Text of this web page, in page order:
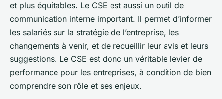
et plus équitables. Le CSE est aussi un outil de
communication interne important. Il permet d’informer
les salariés sur la stratégie de l’entreprise, les
changements à venir, et de recueillir leur avis et leurs
suggestions. Le CSE est donc un véritable levier de
performance pour les entreprises, à condition de bien
comprendre son rôle et ses enjeux.